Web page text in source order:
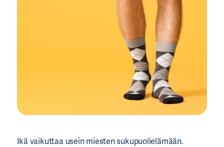
Ikä vaikuttaa usein miesten sukupuolielämään.